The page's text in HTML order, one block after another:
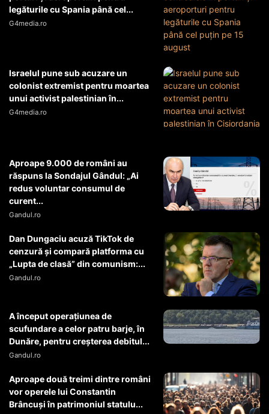
legăturile cu Spania până cel...
G4media.ro
Israelul pune sub acuzare un
colonist extremist pentru moartea
unui activist palestinian în...
G4media.ro
Aproape 9.000 de români au
răspuns la Sondajul Gândul: „Ai
redus voluntar consumul de
curent...
Gandul.ro
Dan Dungaciu acuză TikTok de
cenzură și compară platforma cu
„Lupta de clasă” din comunism:...
Gandul.ro
A început operaţiunea de
scufundare a celor patru barje, în
Dunăre, pentru creşterea debitul...
Gandul.ro
Aproape două treimi dintre români
vor operele lui Constantin
Brâncuși în patrimoniul statulu...